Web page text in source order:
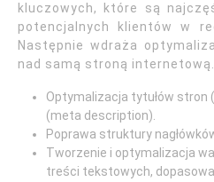
kluczowych, które są
potencjalnych klientów w
Następnie wdraża
nad samą stroną
Optymalizacja tytułów
(meta description).
Poprawa struktury
Tworzenie i optymalizacja
treści tekstowych,